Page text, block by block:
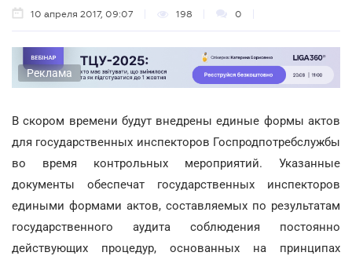
10 апреля 2017, 09:07 198 0
Реклама
В скором времени будут внедрены единые формы актов
для государственных инспекторов Госпродпотребслужбы
во время контрольных мероприятий. Указанные
документы обеспечат государственных инспекторов
едиными формами актов, составляемых по результатам
государственного аудита соблюдения постоянно
действующих процедур, основанных на принципах